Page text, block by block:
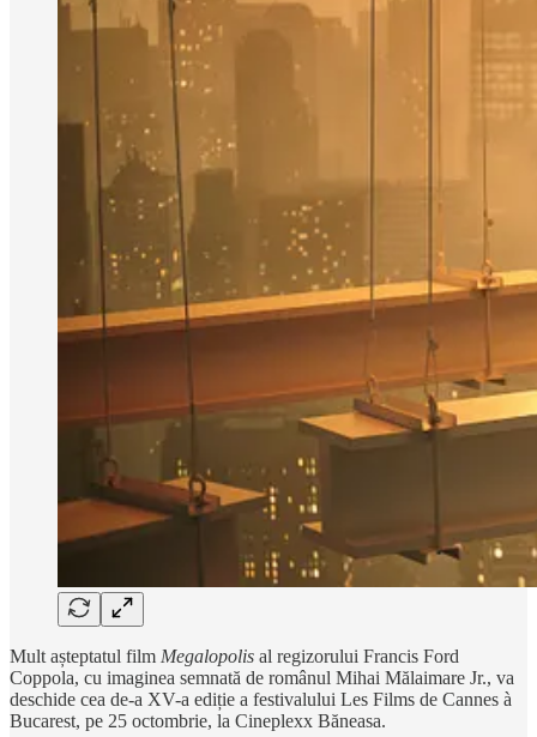
Mult așteptatul film Megalopolis al regizorului Francis Ford
Coppola, cu imaginea semnată de românul Mihai Mălaimare Jr., va
deschide cea de-a XV-a ediție a festivalului Les Films de Cannes à
Bucarest, pe 25 octombrie, la Cineplexx Băneasa.